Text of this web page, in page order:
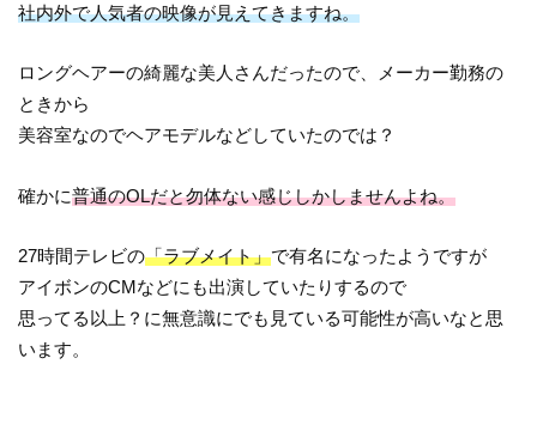
社内外で人気者の映像が見えてきますね。
ロングヘアーの綺麗な美人さんだったので、メーカー勤務の
ときから
美容室なのでヘアモデルなどしていたのでは？
確かに普通のOLだと勿体ない感じしかしませんよね。
27時間テレビの「ラブメイト」で有名になったようですが
アイボンのCMなどにも出演していたりするので
思ってる以上？に無意識にでも見ている可能性が高いなと思
います。